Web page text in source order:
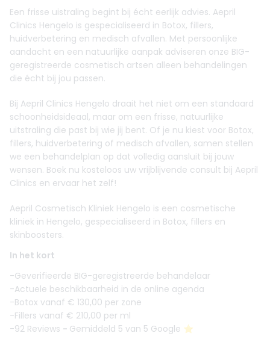
Een frisse uistraling begint bij écht eerlijk advies. Aepril
Clinics Hengelo is gespecialiseerd in Botox, fillers,
huidverbetering en medisch afvallen. Met persoonlijke
aandacht en een natuurlijke aanpak adviseren onze BIG-
geregistreerde cosmetisch artsen alleen behandelingen
die écht bij jou passen.
Bij Aepril Clinics Hengelo draait het niet om een standaard
schoonheidsideaal, maar om een frisse, natuurlijke
uitstraling die past bij wie jij bent. Of je nu kiest voor Botox,
fillers, huidverbetering of medisch afvallen, samen stellen
we een behandelplan op dat volledig aansluit bij jouw
wensen. Boek nu kosteloos uw vrijblijvende consult bij Aepril
Clinics en ervaar het zelf!
Aepril Cosmetisch Kliniek Hengelo is een cosmetische
kliniek in Hengelo, gespecialiseerd in Botox, fillers en
skinboosters.
In het kort
-Geverifieerde BIG-geregistreerde behandelaar
-Actuele beschikbaarheid in de online agenda
-Botox vanaf € 130,00 per zone
-Fillers vanaf € 210,00 per ml
-92 Reviews - Gemiddeld 5 van 5 Google ⭐️